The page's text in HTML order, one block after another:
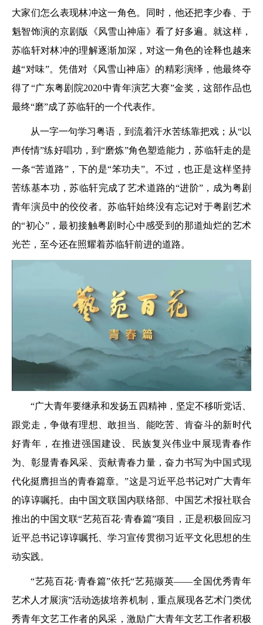
大家们怎么表现林冲这一角色。同时，他还把李少春、于
魁智饰演的京剧版《风雪山神庙》看了好多遍。就这样，
苏临轩对林冲的理解逐渐加深，对这一角色的诠释也越来
越“对味”。凭借对《风雪山神庙》的精彩演绎，他最终夺
得了“广东粤剧院2020中青年演艺大赛”金奖，这部作品也
最终“磨”成了苏临轩的一个代表作。
从一字一句学习粤语，到流着汗水苦练靠把戏；从“以
声传情”练好唱功，到“磨炼”角色塑造能力，苏临轩走的是
一条“苦道路”，下的是“笨功夫”。不过，也正是这样坚持
苦练基本功，苏临轩完成了艺术道路的“进阶”，成为粤剧
青年演员中的佼佼者。苏临轩始终没有忘记对于粤剧艺术
的“初心”，最初接触粤剧时心中感受到的那道灿烂的艺术
光芒，至今还在照耀着苏临轩前进的道路。
“广大青年要继承和发扬五四精神，坚定不移听党话、
跟党走，争做有理想、敢担当、能吃苦、肯奋斗的新时代
好青年，在推进强国建设、民族复兴伟业中展现青春作
为、彰显青春风采、贡献青春力量，奋力书写为中国式现
代化挺膺担当的青春篇章。”这是习近平总书记对广大青年
的谆谆嘱托。由中国文联国内联络部、中国艺术报社联合
推出的中国文联“艺苑百花·青春篇”项目，正是积极回应习
近平总书记谆谆嘱托、学习宣传贯彻习近平文化思想的生
动实践。
“艺苑百花·青春篇”依托“艺苑撷英——全国优秀青年
艺术人才展演”活动选拔培养机制，重点展现各艺术门类优
秀青年文艺工作者的风采，激励广大青年文艺工作者积极